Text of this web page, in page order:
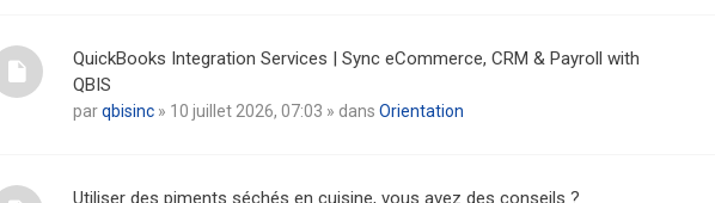
QuickBooks Integration Services | Sync eCommerce, CRM & Payroll with
QBIS
parqbisinc » 10 juillet 2026, 07:03 » dans Orientation
Utiliser des piments séchés en cuisine, vous avez des conseils ?